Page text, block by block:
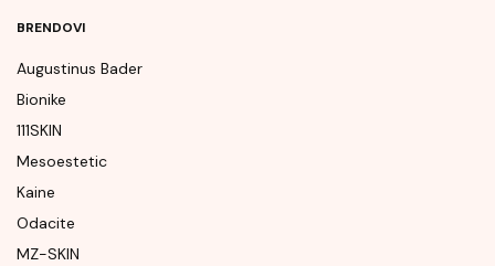
BRENDOVI
Augustinus Bader
Bionike
111SKIN
Mesoestetic
Kaine
Odacite
MZ-SKIN